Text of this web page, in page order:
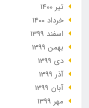
تير 1400
خرداد 1400
اسفند 1399
بهمن 1399
دی 1399
آذر 1399
آبان 1399
مهر 1399